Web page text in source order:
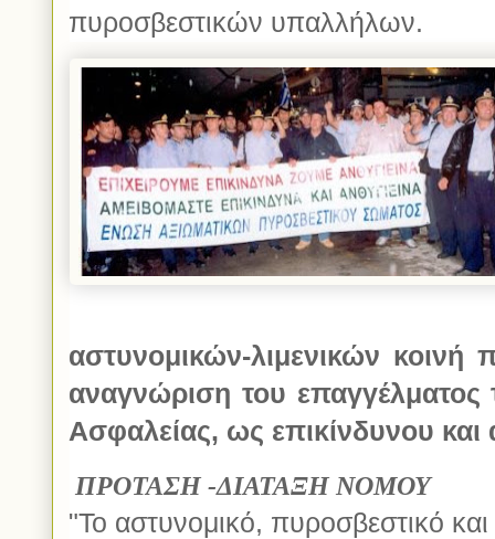
πυροσβεστικών υπαλλήλων.
αστυνομικών-λιμενικών κοινή
αναγνώριση του
Ασφαλείας, ως επικίνδυνου και
ΠΡΟΤΑΣΗ -ΔΙΑΤΑΞΗ ΝΟΜΟΥ
"Το αστυνομικό, πυροσβεστικό